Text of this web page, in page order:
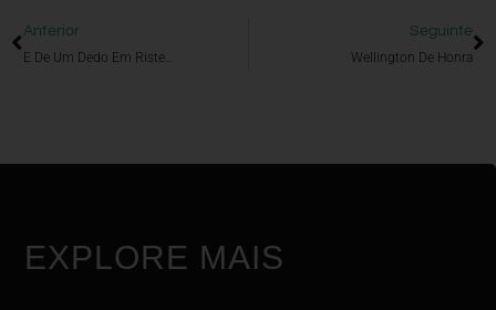
Anterior
E De Um Dedo Em Riste…
Seguinte
Wellington De Honra
EXPLORE MAIS